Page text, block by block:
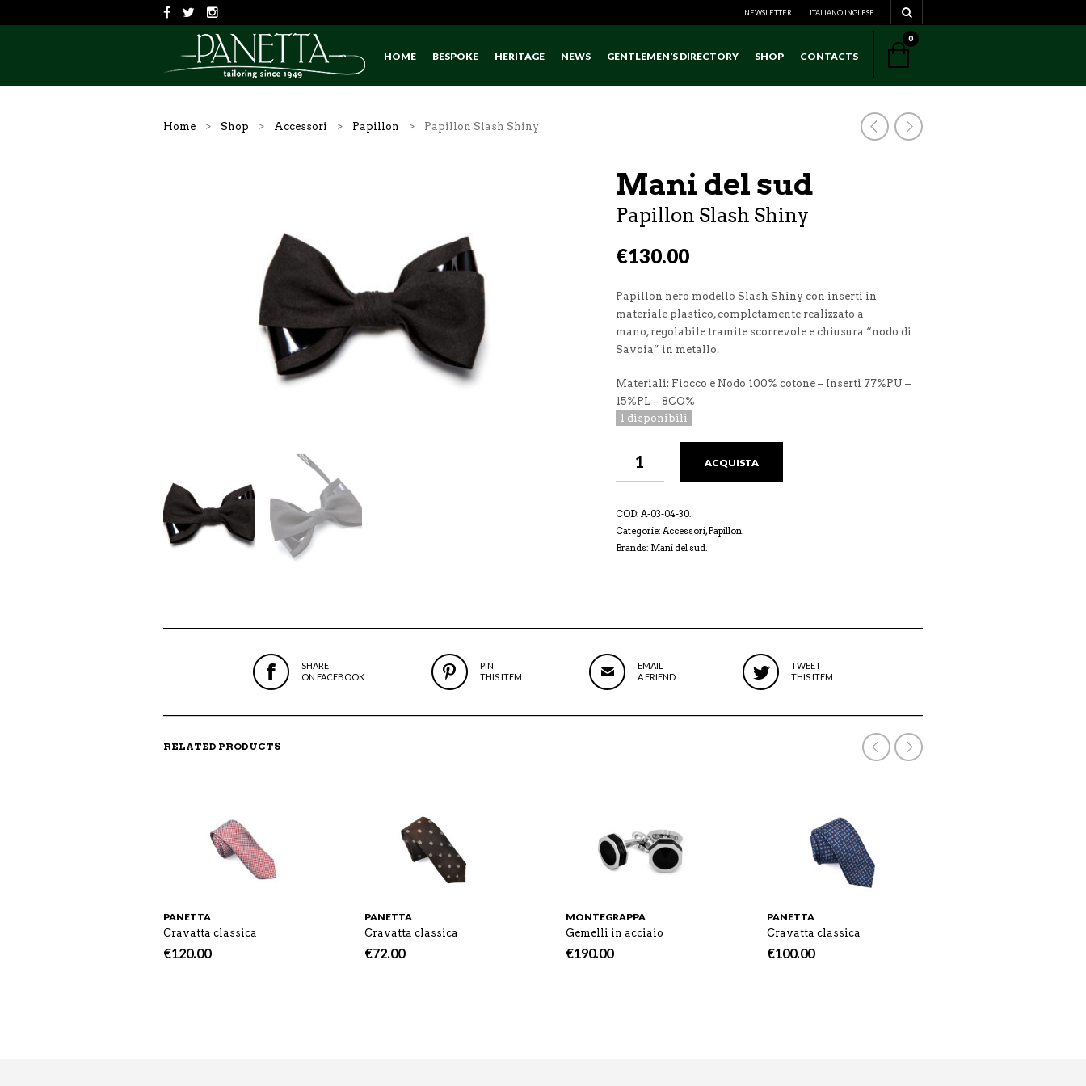
NEWSLETTER ITALIANO INGLESE
HOME BESPOKE HERITAGE NEWS GENTLEMEN’S DIRECTORY SHOP CONTACTS
0
Home > Shop > Accessori > Papillon > Papillon Slash Shiny
Mani del sud
Papillon Slash Shiny
€130.00
Papillon nero modello Slash Shiny con inserti in
materiale plastico, completamente realizzato a
mano, regolabile tramite scorrevole e chiusura “nodo di
Savoia” in metallo.
Materiali: Fiocco e Nodo 100% cotone – Inserti 77%PU –
15%PL – 8CO%
1 disponibili
ACQUISTA
COD: A-03-04-30.
Categorie: Accessori,Papillon.
Brands: Mani del sud.
SHARE
ON FACEBOOK
PIN
THIS ITEM
EMAIL
A FRIEND
TWEET
THIS ITEM
RELATED PRODUCTS
PANETTA
Cravatta classica
€120.00
PANETTA
Cravatta classica
€72.00
MONTEGRAPPA
Gemelli in acciaio
€190.00
PANETTA
Cravatta classica
€100.00
NAVIGATION